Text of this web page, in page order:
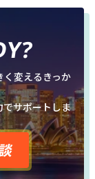
変えるきっか
サポートしま